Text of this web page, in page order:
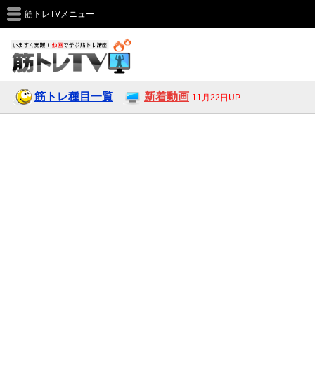
筋トレ種目一覧 新着動画 11月22日UP
筋トレTVメニュー